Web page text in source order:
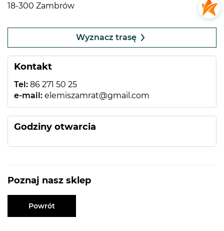
18-300 Zambrów
Kontakt
Tel: 86 271 50 25
e-mail: elemiszamrat@gmail.com
Godziny otwarcia
−
contributors
Wyznacz trasę
Poznaj nasz sklep
Powrót